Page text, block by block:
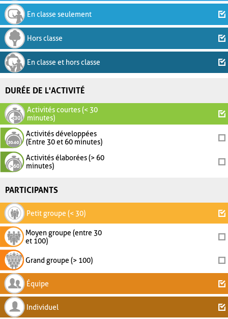
En classe seulement
Hors classe
En classe et hors classe
DURÉE DE L'ACTIVITÉ
Activités courtes (< 30
minutes)
Activités développées
(Entre 30 et 60 minutes)
Activités élaborées (> 60
minutes)
PARTICIPANTS
Petit groupe (< 30)
Moyen groupe (entre 30
et 100)
Grand groupe (> 100)
Équipe
Individuel